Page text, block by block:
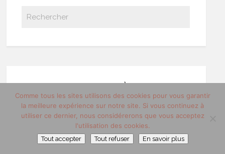
TOUT SAVOIR SUR L’HUILE À BARBE
Comme tous les sites utilisons des cookies pour vous garantir
la meilleure expérience sur notre site. Si vous continuez à
utiliser ce dernier, nous considérerons que vous acceptez
l'utilisation des cookies.
Tout accepter Tout refuser En savoir plus